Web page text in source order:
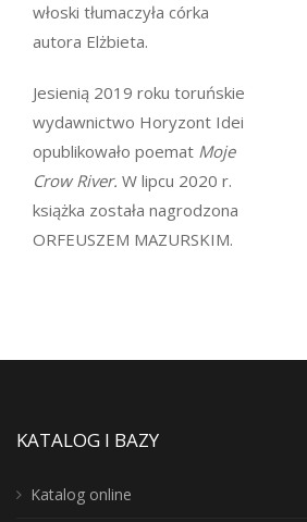
włoski tłumaczyła córka
autora Elżbieta.
Jesienią 2019 roku toruńskie
wydawnictwo Horyzont Idei
opublikowało poemat Moje
Crow River. W lipcu 2020 r.
książka została nagrodzona
ORFEUSZEM MAZURSKIM.
KATALOG I BAZY
Katalog online